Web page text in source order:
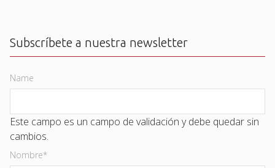
Subscríbete a nuestra newsletter
Name
Este campo es un campo de validación y debe quedar sin
cambios.
Nombre*